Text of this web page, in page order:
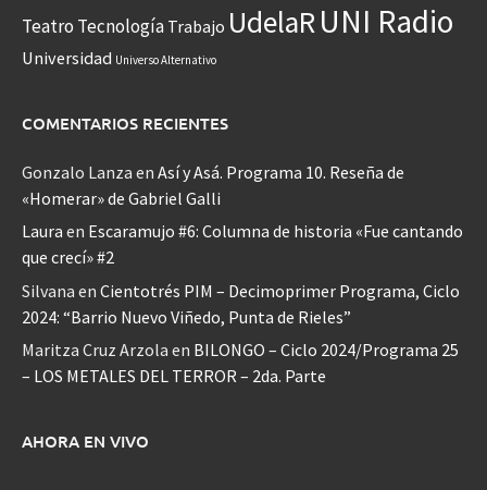
Teatro Tecnología Trabajo UdelaRUNI Radio
Universidad Universo Alternativo
COMENTARIOS RECIENTES
Gonzalo Lanza en Así y Asá. Programa 10. Reseña de
«Homerar» de Gabriel Galli
Laura en Escaramujo #6: Columna de historia «Fue cantando
que crecí» #2
Silvana en Cientotrés PIM – Decimoprimer Programa, Ciclo
2024: “Barrio Nuevo Viñedo, Punta de Rieles”
Maritza Cruz Arzola en BILONGO – Ciclo 2024/Programa 25
– LOS METALES DEL TERROR – 2da. Parte
AHORA EN VIVO